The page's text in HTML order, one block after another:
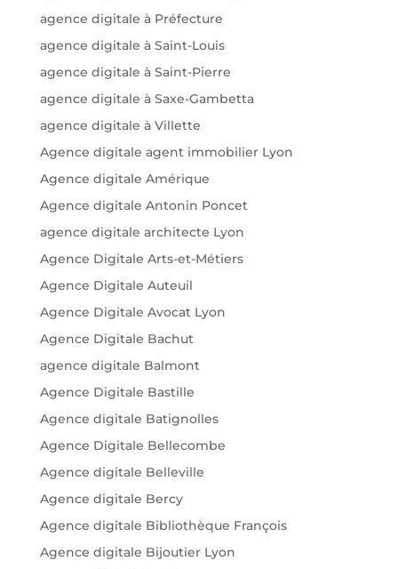
agence digitale à Préfecture
agence digitale à Saint-Louis
agence digitale à Saint-Pierre
agence digitale à Saxe-Gambetta
agence digitale à Villette
Agence digitale agent immobilier Lyon
Agence digitale Amérique
Agence digitale Antonin Poncet
agence digitale architecte Lyon
Agence Digitale Arts-et-Métiers
Agence Digitale Auteuil
Agence Digitale Avocat Lyon
Agence Digitale Bachut
agence digitale Balmont
Agence Digitale Bastille
Agence digitale Batignolles
Agence Digitale Bellecombe
Agence digitale Belleville
Agence digitale Bercy
Agence digitale Bibliothèque François
Agence digitale Bijoutier Lyon